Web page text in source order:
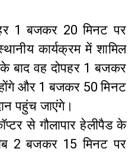
1 बजकर 20 मिनट पर
कार्यक्रम में शामिल
बाद वह दोपहर 1 बजकर
होंगे और 1 बजकर 50 मिनट
पहुंच जाएंगे।
से गौलापार हेलीपैड के
2 बजकर 15 मिनट पर